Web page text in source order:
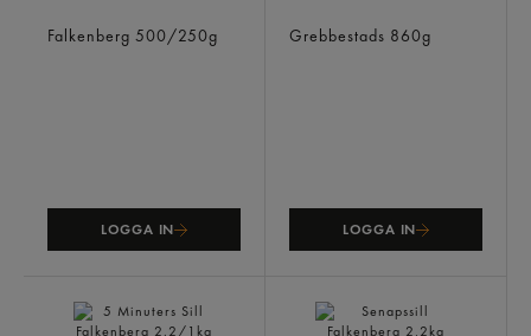
Falkenberg 500/250g
LOGGA IN
Grebbestads 860g
LOGGA IN